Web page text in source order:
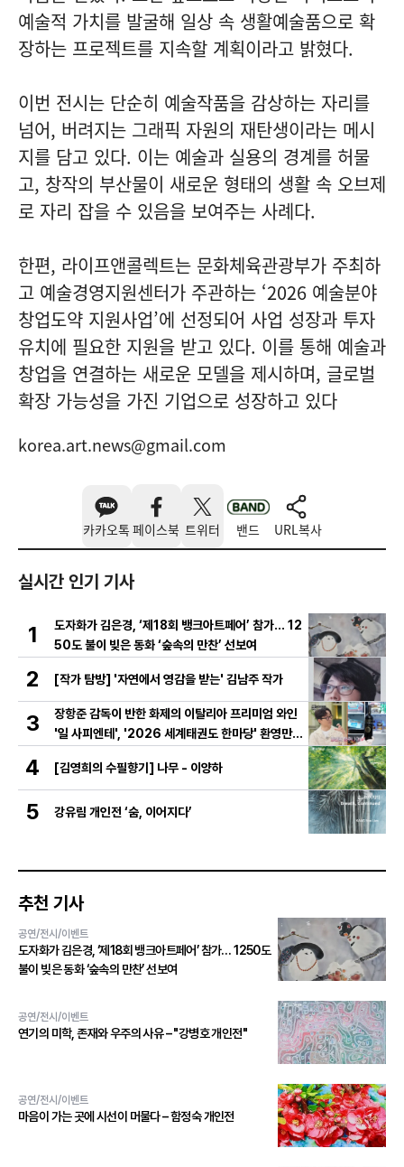
예술적 가치를 발굴해 일상 속 생활예술품으로 확
장하는 프로젝트를 지속할 계획이라고 밝혔다.
이번 전시는 단순히 예술작품을 감상하는 자리를
넘어, 버려지는 그래픽 자원의 재탄생이라는 메시
지를 담고 있다. 이는 예술과 실용의 경계를 허물
고, 창작의 부산물이 새로운 형태의 생활 속 오브제
로 자리 잡을 수 있음을 보여주는 사례다.
한편, 라이프앤콜렉트는 문화체육관광부가 주최하
고 예술경영지원센터가 주관하는 ‘2026 예술분야
창업도약 지원사업’에 선정되어 사업 성장과 투자
유치에 필요한 지원을 받고 있다. 이를 통해 예술과
창업을 연결하는 새로운 모델을 제시하며, 글로벌
확장 가능성을 가진 기업으로 성장하고 있다
korea.art.news@gmail.com
카카오톡 페이스북 트위터 밴드 URL복사
실시간 인기 기사
1
도자화가 김은경, ‘제18회 뱅크아트페어’ 참가… 12
50도 불이 빚은 동화 ‘숲속의 만찬’ 선보여
2 [작가 탐방] '자연에서 영감을 받는' 김남주 작가
3
장항준 감독이 반한 화제의 이탈리아 프리미엄 와인
'일 사피엔테', '2026 세계태권도 한마당' 환영만찬
4 [김영희의 수필향기] 나무 - 이양하
5 강유림 개인전 ‘숨, 이어지다’
추천 기사
공연/전시/이벤트
도자화가 김은경, ‘제18회 뱅크아트페어’ 참가… 1250도
불이 빚은 동화 ‘숲속의 만찬’ 선보여
공연/전시/이벤트
연기의 미학, 존재와 우주의 사유 – "강병호 개인전"
공연/전시/이벤트
마음이 가는 곳에 시선이 머물다 – 함정숙 개인전